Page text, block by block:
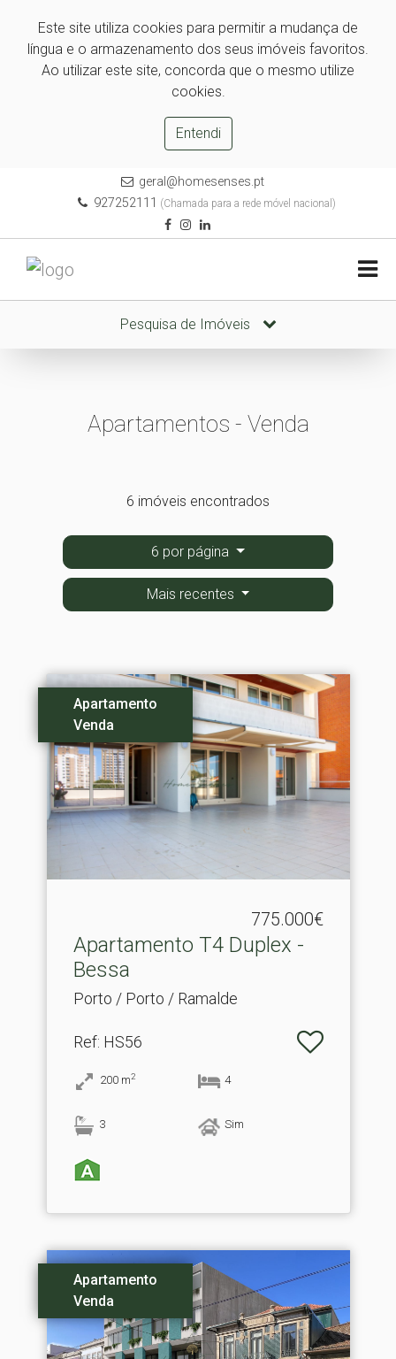
Este site utiliza cookies para permitir a mudança de
língua e o armazenamento dos seus imóveis favoritos.
Ao utilizar este site, concorda que o mesmo utilize
cookies.
Entendi
geral@homesenses.pt
927252111 (Chamada para a rede móvel nacional)
Pesquisa de Imóveis
Apartamentos - Venda
6 imóveis encontrados
6 por página
Mais recentes
Apartamento
Venda
775.000€
Apartamento T4 Duplex -
Bessa
Porto / Porto / Ramalde
Ref: HS56
200 m2 4
3 Sim
Apartamento
Venda